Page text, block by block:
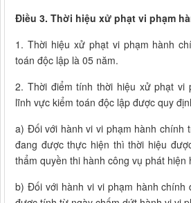
Điều 3. Thời hiệu xử phạt vi phạm
1. Thời hiệu xử phạt vi phạm hành
toán độc lập là 05 năm.
2. Thời điểm tính thời hiệu xử phạt vi
lĩnh vực kiểm toán độc lập được quy
a) Đối với hành vi vi phạm hành chính
đang được thực hiện thì thời hiệu
thẩm quyền thi hành công vụ phát hiện
b) Đối với hành vi vi phạm hành chính